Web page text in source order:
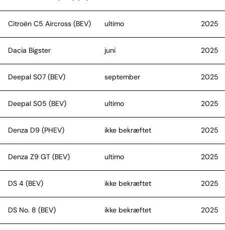
Citroën C5 Aircross (BEV) ultimo 2025
Dacia Bigster juni 2025
Deepal S07 (BEV) september 2025
Deepal S05 (BEV) ultimo 2025
Denza D9 (PHEV) ikke bekræftet 2025
Denza Z9 GT (BEV) ultimo 2025
DS 4 (BEV) ikke bekræftet 2025
DS No. 8 (BEV) ikke bekræftet 2025